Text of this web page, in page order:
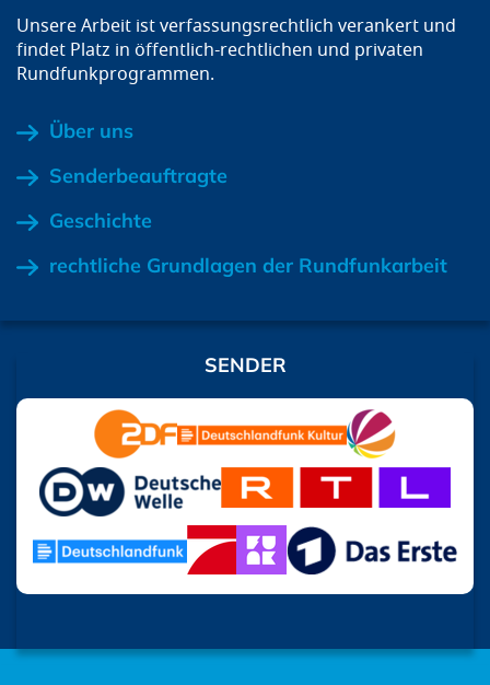
Unsere Arbeit ist verfassungsrechtlich verankert und
findet Platz in öffentlich-rechtlichen und privaten
Rundfunkprogrammen.
Über uns
Senderbeauftragte
Geschichte
rechtliche Grundlagen der Rundfunkarbeit
SENDER